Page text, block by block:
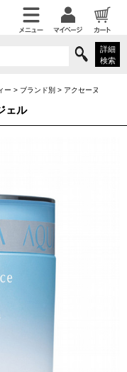
詳細
検索
ー > ブランド別 > アクセーヌ
ェル